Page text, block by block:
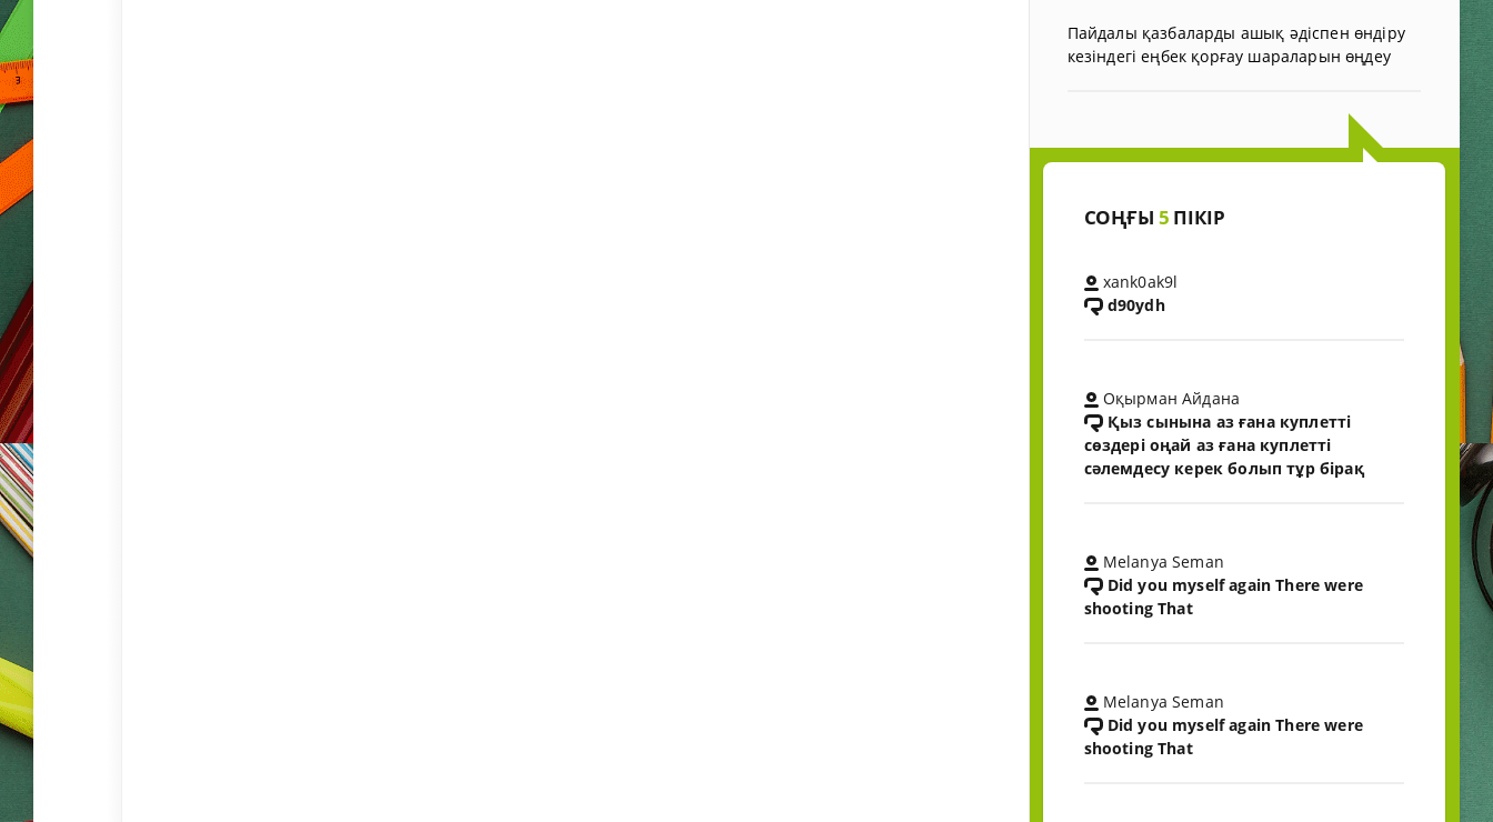
Пайдалы қазбаларды ашық әдіспен өндіру
кезіндегі еңбек қорғау шараларын өңдеу
СОҢҒЫ 5 ПІКІР
xank0ak9l
d90ydh
Оқырман Айдана
Қыз сынына аз ғана куплетті
сөздері оңай аз ғана куплетті
сәлемдесу керек болып тұр бірақ
Melanya Seman
Did you myself again There were
shooting That
Melanya Seman
Did you myself again There were
shooting That